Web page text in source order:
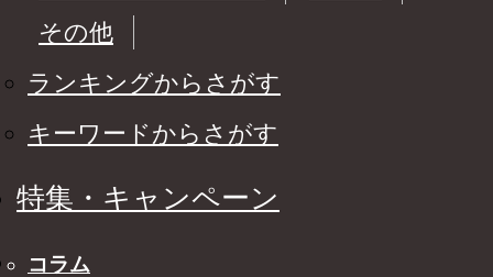
その他
ランキングからさがす
キーワードからさがす
特集・キャンペーン
コラム